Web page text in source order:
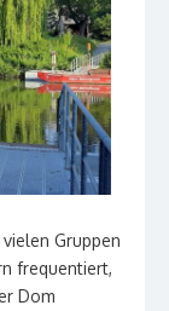
Gruppen
frequentiert,
Dom